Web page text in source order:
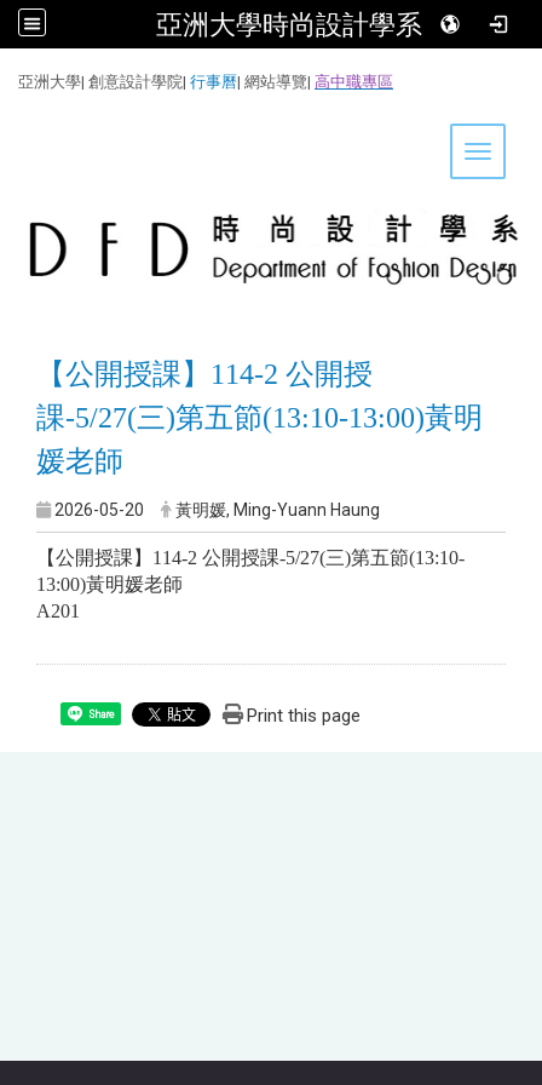
亞洲大學時尚設計學系
亞洲大學| 創意設計學院| 行事曆| 網站導覽| 高中職專區
Toggle
【公開授課】114-2 公開授
課-5/27(三)第五節(13:10-13:00)黃明
媛老師
2026-05-20 黃明媛, Ming-Yuann Haung
【公開授課】114-2 公開授課-5/27(三)第五節(13:10-
13:00)黃明媛老師
A201
Share Print this page